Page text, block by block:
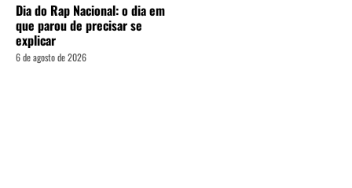
Dia do Rap Nacional: o dia em
que parou de precisar se
explicar
6 de agosto de 2026